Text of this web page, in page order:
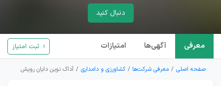
دنبال کنید
معرفی آگهی‌ها امتیازات ثبت امتیاز
صفحه اصلی معرفی شرکت‌ها کشاورزی و دامداری آداک نوین دایان رویش